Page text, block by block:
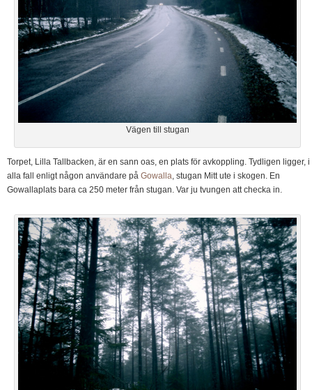
Vägen till stugan
Torpet, Lilla Tallbacken, är en sann oas, en plats för avkoppling. Tydligen ligger, i
alla fall enligt någon användare på Gowalla , stugan Mitt ute i skogen. En
Gowallaplats bara ca 250 meter från stugan. Var ju tvungen att checka in.